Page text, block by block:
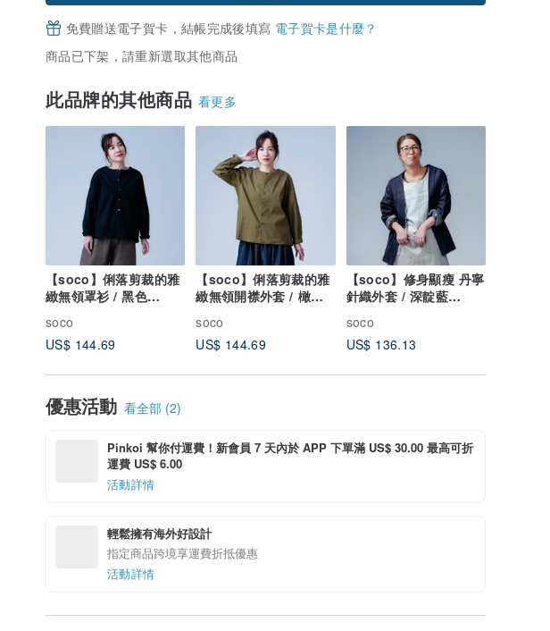
免費贈送電子賀卡，結帳完成後填寫 電子賀卡是什麼？
商品已下架，請重新選取其他商品
此品牌的其他商品 看更多
【soco】俐落剪裁的雅
緻無領罩衫 / 黑色
soco
US$ 144.69
【soco】俐落剪裁的雅
緻無領開襟外套 / 橄欖
soco
US$ 144.69
【soco】修身顯瘦 丹寧
針織外套 / 深靛藍
soco
US$ 136.13
優惠活動 看全部 (2)
Pinkoi 幫你付運費！新會員 7 天內於 APP 下單滿 US$ 30.00 最高可折
運費 US$ 6.00
活動詳情
輕鬆擁有海外好設計
指定商品跨境享運費折抵優惠
活動詳情